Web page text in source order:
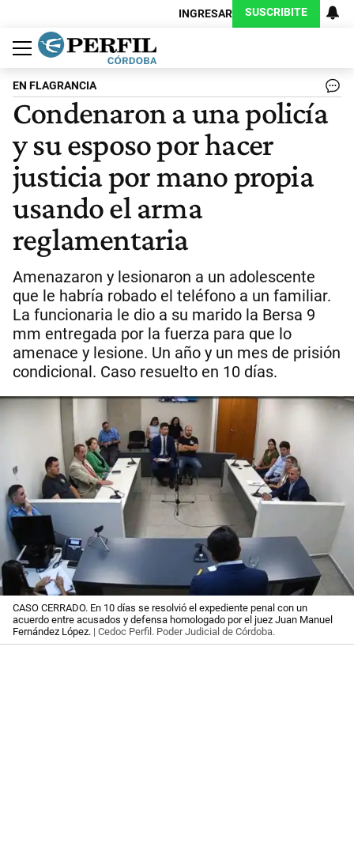
INGRESAR SUSCRIBITE
Política
Economía
Judiciales
Sociedad
Cultura
Espectáculos
Deportes
Protagonistas
EN FLAGRANCIA
Condenaron a una policía
y su esposo por hacer
justicia por mano propia
usando el arma
reglamentaria
Amenazaron y lesionaron a un adolescente
que le habría robado el teléfono a un familiar.
La funcionaria le dio a su marido la Bersa 9
mm entregada por la fuerza para que lo
amenace y lesione. Un año y un mes de prisión
condicional. Caso resuelto en 10 días.
CASO CERRADO. En 10 días se resolvió el expediente penal con un
acuerdo entre acusados y defensa homologado por el juez Juan Manuel
Fernández López. | Cedoc Perfil. Poder Judicial de Córdoba.